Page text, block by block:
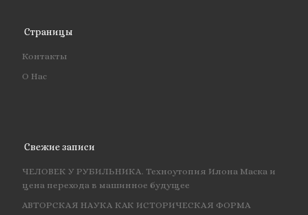
Страницы
Контакты
О Нас
Свежие записи
ЧЕЛОВЕК У РУБИЛЬНИКА. Техноутопия Илона Маска и
цена перехода в машинное будущее
АВТОРСКАЯ НАУКА КАК ИСТОРИЧЕСКАЯ ФОРМА